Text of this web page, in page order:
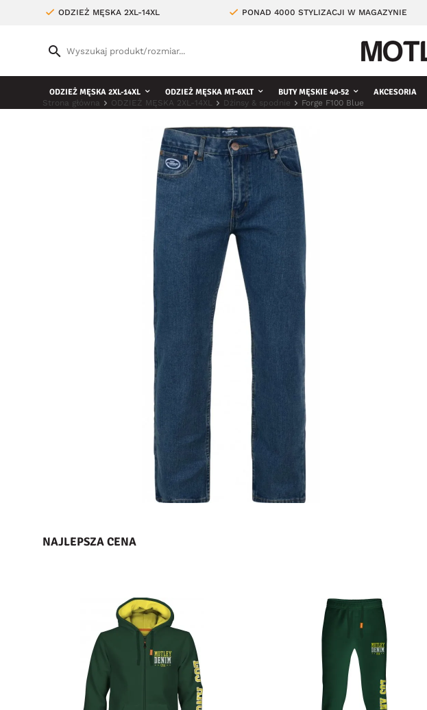
ODZIEŻ MĘSKA 2XL-14XL PONAD 4000 STYLIZACJI W MAGAZYNIE
ODZIEŻ MĘSKA 2XL-14XL ODZIEŻ MĘSKA MT-6XLT BUTY MĘSKIE 40-52 AKCESORIA
Strona główna ODZIEŻ MĘSKA 2XL-14XL Dżinsy & spodnie Forge F100 Blue
NAJLEPSZA CENA